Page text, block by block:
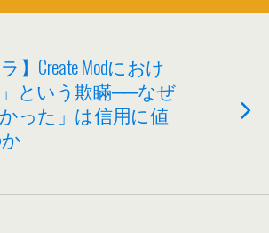
】Create Modにおけ
という欺瞞──なぜ
かった」は信用に値